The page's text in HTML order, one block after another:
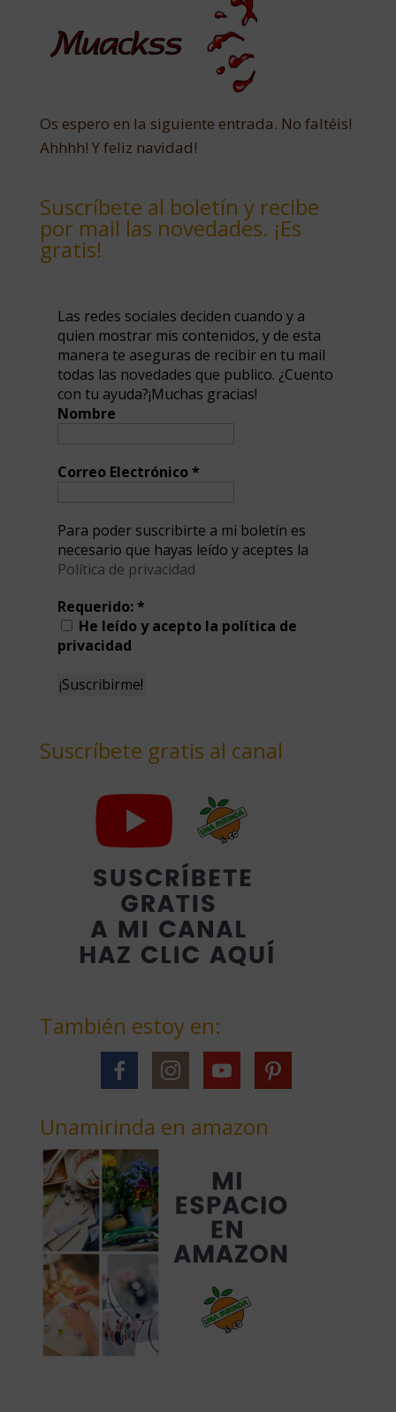
Os espero en la siguiente entrada. No faltéis!
Ahhhh! Y feliz navidad!
Suscríbete al boletín y recibe
por mail las novedades. ¡Es
gratis!
Las redes sociales deciden cuando y a
quien mostrar mis contenidos, y de esta
manera te aseguras de recibir en tu mail
todas las novedades que publico. ¿Cuento
con tu ayuda?¡Muchas gracias!
Nombre
Correo Electrónico*
Para poder suscribirte a mi boletín es
necesario que hayas leído y aceptes la
Política de privacidad
Requerido:*
He leído y acepto la política de
privacidad
Suscríbete gratis al canal
También estoy en:
Unamirinda en amazon